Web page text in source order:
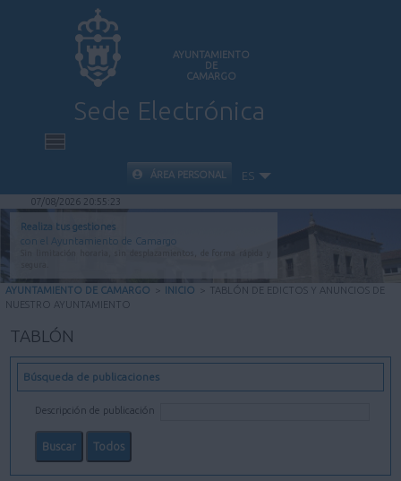
AYUNTAMIENTO
DE
CAMARGO
Sede Electrónica
INICIO
INFORMACIÓN PÚBLICA
CARPETA CIUDADANA
VALIDACIÓN DE DOCUMENTOS
AYUDA
ÁREA PERSONAL ES
07/08/2026 20:55:24
Realiza tus gestiones
con el Ayuntamiento de Camargo
AYUNTAMIENTO DE CAMARGO > INICIO > TABLÓN DE EDICTOS Y ANUNCIOS DE
NUESTRO AYUNTAMIENTO
TABLÓN
Búsqueda de publicaciones
Descripción de publicación